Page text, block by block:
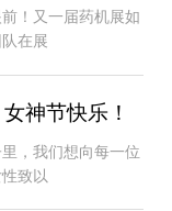
！又一届药机展如
在展
神节快乐！
，我们想向每一位
致以